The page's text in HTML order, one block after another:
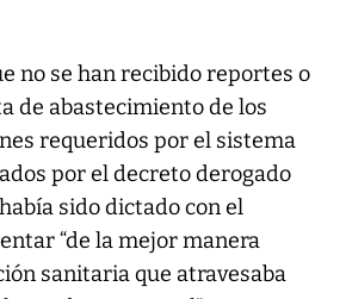
no se han recibido reportes o
de abastecimiento de los
requeridos por el sistema
por el decreto derogado
sido dictado con el
“de la mejor manera
sanitaria que atravesaba